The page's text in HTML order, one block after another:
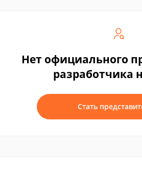
Нет официального
разработчика
Стать